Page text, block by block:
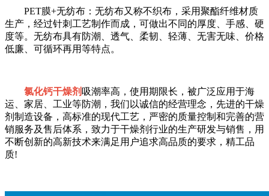
PET膜+无纺布：无纺布又称不织布，采用聚酯纤维材质
生产，经过针刺工艺制作而成，可做出不同的厚度、手感、硬
度等。无纺布具有防潮、透气、柔韧、轻薄、无害无味、价格
低廉、可循环再用等特点。
氯化钙干燥剂 吸潮率高，使用期限长，被广泛应用于海
运、家居、工业等防潮，我们以诚信的经营理念，先进的干燥
剂制造设备，高标准的现代工艺，严密的质量控制和完善的营
销服务及售后体系，致力于干燥剂行业的生产研发与销售，用
不断创新的高新技术来满足用户追求高品质的要求，精工品
质!